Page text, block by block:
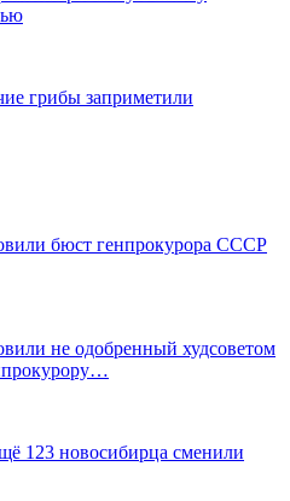
грибы заприметили
бюст генпрокурора СССР
не одобренный худсоветом
123 новосибирца сменили